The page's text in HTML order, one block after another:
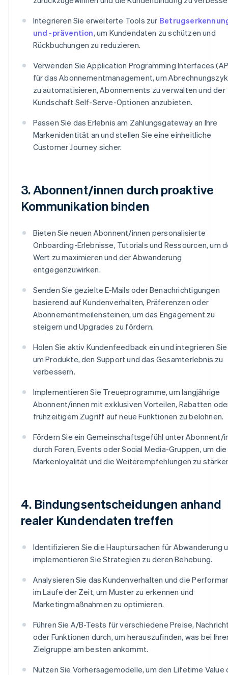
Integrieren Sie erweiterte Tools zur
und -prävention, um Kundendaten zu schützen und
Rückbuchungen zu reduzieren.
Verwenden Sie Application Programming Interfaces
für das Abonnementmanagement, um
zu automatisieren, Abonnements zu verwalten und der
Kundschaft Self-Serve-Optionen anzubieten.
Passen Sie das Erlebnis am Zahlungsgateway an Ihre
Markenidentität an und stellen Sie eine einheitliche
Customer Journey sicher.
3. Abonnent/innen durch proaktive
Kommunikation binden
Bieten Sie neuen Abonnent/innen personalisierte
Onboarding-Erlebnisse, Tutorials und Ressourcen, um
Wert zu maximieren und der Abwanderung
entgegenzuwirken.
Senden Sie gezielte E-Mails oder Benachrichtigungen
basierend auf Kundenverhalten, Präferenzen oder
Abonnementmeilensteinen, um das Engagement zu
steigern und Upgrades zu fördern.
Holen Sie aktiv Kundenfeedback ein und integrieren
um Produkte, den Support und das Gesamterlebnis zu
verbessern.
Implementieren Sie Treueprogramme, um langjährige
Abonnent/innen mit exklusiven Vorteilen, Rabatten
frühzeitigem Zugriff auf neue Funktionen zu belohnen.
Fördern Sie ein Gemeinschaftsgefühl unter Abonnent/
durch Foren, Events oder Social Media-Gruppen, um die
Markenloyalität und die Weiterempfehlungen zu
4. Bindungsentscheidungen anhand
realer Kundendaten treffen
Identifizieren Sie die Hauptursachen für Abwanderung
implementieren Sie Strategien zu deren Behebung.
Analysieren Sie das Kundenverhalten und die
im Laufe der Zeit, um Muster zu erkennen und
Marketingmaßnahmen zu optimieren.
Führen Sie A/B-Tests für verschiedene Preise,
oder Funktionen durch, um herauszufinden, was bei
Zielgruppe am besten ankommt.
Nutzen Sie Vorhersagemodelle, um den Lifetime Value